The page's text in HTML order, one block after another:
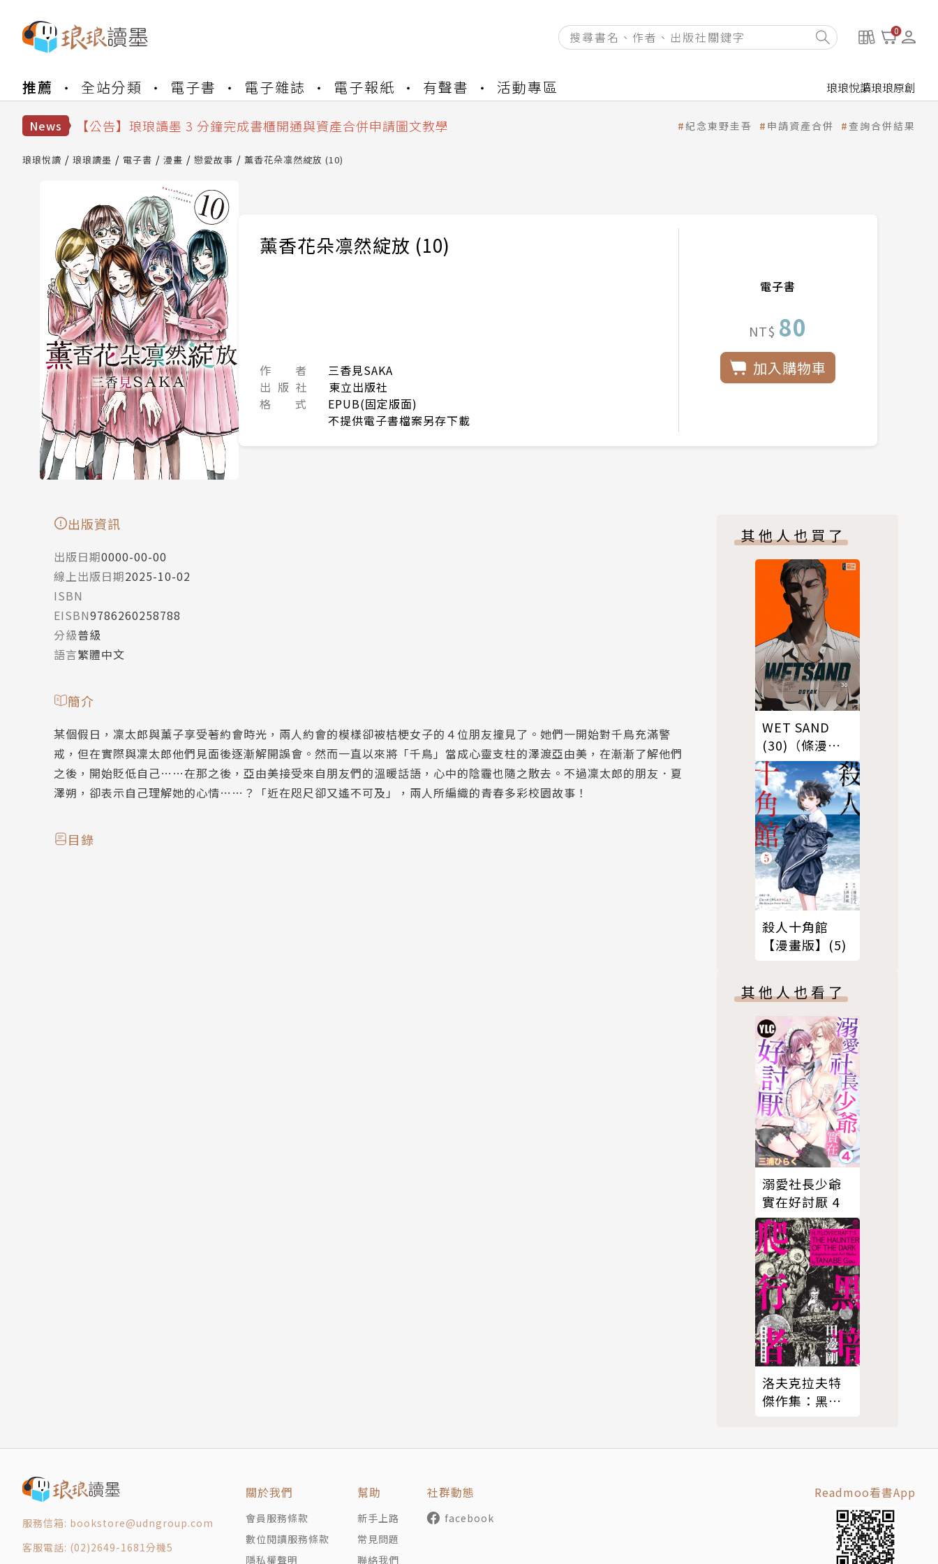
0
推薦 全站分類 電子書 電子雜誌 電子報紙 有聲書 活動專區 琅琅悅讀琅琅原創
News
【公告】琅琅讀墨數位閱讀資產合併與書櫃開通申請
【公告】琅琅讀墨 3 分鐘完成書櫃開通與資產合併申請圖文教學
【公告】琅琅讀墨數位閱讀資產合併與書櫃開通申請
紀念東野圭吾 申請資產合併 查詢合併結果
琅琅悅讀 琅琅讀墨 電子書 漫畫 戀愛故事 薰香花朵凛然綻放 (10)
薰香花朵凛然綻放 (10)
作 者
三香見SAKA
出 版 社
東立出版社
格 式
EPUB(固定版面)
不提供電子書檔案另存下載
電子書
NT$ 80
加入購物車
出版資訊
出版日期0000-00-00
線上出版日期2025-10-02
ISBN
EISBN9786260258788
分級普級
語言繁體中文
簡介
某個假日，凜太郎與薰子享受著約會時光，兩人約會的模樣卻被桔梗女子的４位朋友撞見了。她們一開始對千鳥充滿警
戒，但在實際與凜太郎他們見面後逐漸解開誤會。然而一直以來將「千鳥」當成心靈支柱的澤渡亞由美，在漸漸了解他們
之後，開始貶低自己……在那之後，亞由美接受來自朋友們的溫暖話語，心中的陰霾也隨之散去。不過凜太郎的朋友．夏
澤朔，卻表示自己理解她的心情……？「近在咫尺卻又遙不可及」，兩人所編織的青春多彩校園故事！
目錄
其他人也買了
WET SAND
(30)（條漫
版）
殺人十角館
【漫畫版】(5)
其他人也看了
溺愛社長少爺
實在好討厭 4
洛夫克拉夫特
傑作集：黑暗
服務信箱: bookstore@udngroup.com
客服電話: (02)2649-1681分機5
關於我們
會員服務條款
數位閱讀服務條款
隱私權聲明
幫助
新手上路
常見問題
聯絡我們
社群動態
facebook
Readmoo看書App